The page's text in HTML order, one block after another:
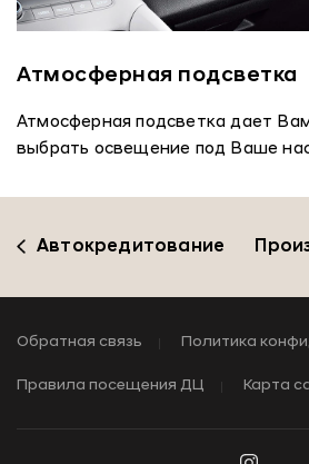
Атмосферная подсветка
Атмосферная подсветка дает
выбрать освещение под Ваше
Автокредитование
Обратная связь Политика
Правила посещения ДЦ Карта